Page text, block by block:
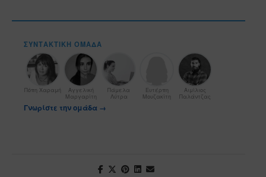
ΣΥΝΤΑΚΤΙΚΉ ΟΜΆΔΑ
Πόπη Χαραμή
Αγγελική
Μαργαρίτη
Πάμελα
Λύτρα
Ευτέρπη
Μουζακίτη
Αιμίλιος
Παλάντζας
Γνωρίστε την ομάδα →